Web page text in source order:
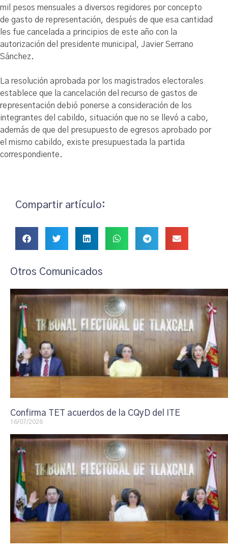
mil pesos mensuales a diversos regidores por concepto
de gasto de representación, después de que esa cantidad
les fue cancelada a principios de este año con la
autorización del presidente municipal, Javier Serrano
Sánchez.
La resolución aprobada por los magistrados electorales
establece que la cancelación del recurso de gastos de
representación debió ponerse a consideración de los
integrantes del cabildo, situación que no se llevó a cabo,
además de que del presupuesto de egresos aprobado por
el mismo cabildo, existe presupuestada la partida
correspondiente.
Compartir artículo:
Otros Comunicados
Confirma TET acuerdos de la CQyD del ITE
16/07/2026